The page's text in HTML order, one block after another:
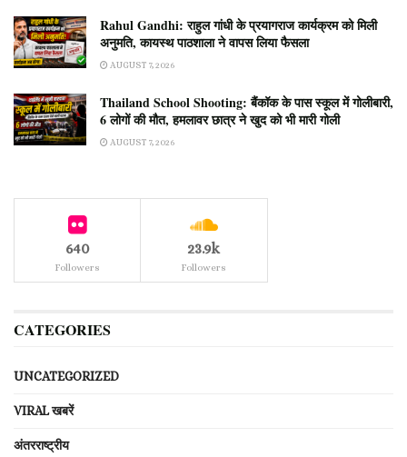
Rahul Gandhi: राहुल गांधी के प्रयागराज कार्यक्रम को मिली
अनुमति, कायस्थ पाठशाला ने वापस लिया फैसला
AUGUST 7, 2026
Thailand School Shooting: बैंकॉक के पास स्कूल में गोलीबारी,
6 लोगों की मौत, हमलावर छात्र ने खुद को भी मारी गोली
AUGUST 7, 2026
640
Followers
23.9k
Followers
CATEGORIES
UNCATEGORIZED
VIRAL खबरें
अंतरराष्ट्रीय